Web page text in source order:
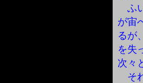
ふ
が宙
るが
を失
次々
そ